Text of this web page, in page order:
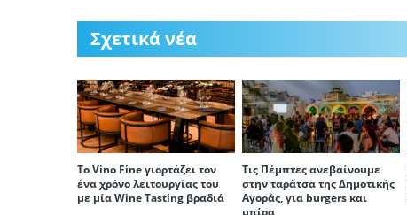
Σχετικά νέα
To Vino Fine γιορτάζει τον
ένα χρόνο λειτουργίας του
με μία Wine Tasting βραδιά
Τις Πέμπτες ανεβαίνουμε
στην ταράτσα της Δημοτικής
Αγοράς, για burgers και